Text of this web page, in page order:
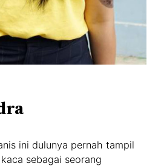
ini dulunya pernah tampil
sebagai seorang